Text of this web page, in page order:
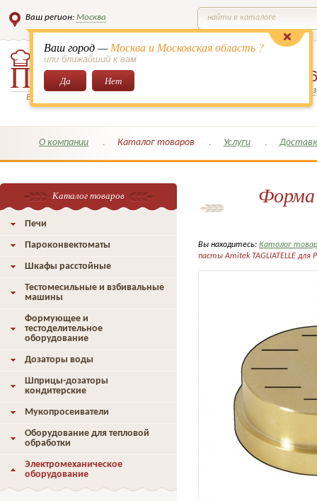
Ваш регион: Москва
Ваш город —Москва и Московская область ?
или ближайший к вам
Да Нет
найти в каталоге
Всё для кондитеров и поваров!
649-
Заказать обратный
О компании Каталог товаров Услуги
Форма
Вы находитесь: Католог
пасты Amitek TAGLIATELLE для
Каталог товаров
Печи
Пароконвектоматы
Шкафы расстойные
Тестомесильные и взбивальные
машины
Формующее и
тестоделительное
оборудование
Дозаторы воды
Шприцы-дозаторы
кондитерские
Мукопросеиватели
Оборудование для тепловой
обработки
Электромеханическое
оборудование